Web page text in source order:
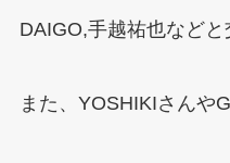
DAIGO,手越祐也などと
また、YOSHIKIさんや